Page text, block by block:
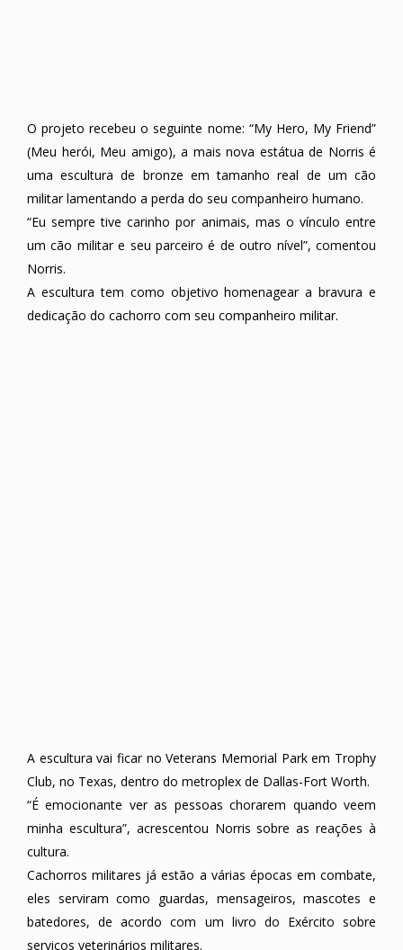
O projeto recebeu o seguinte nome: “My Hero, My Friend”
(Meu herói, Meu amigo), a mais nova estátua de Norris é
uma escultura de bronze em tamanho real de um cão
militar lamentando a perda do seu companheiro humano.
“Eu sempre tive carinho por animais, mas o vínculo entre
um cão militar e seu parceiro é de outro nível”, comentou
Norris.
A escultura tem como objetivo homenagear a bravura e
dedicação do cachorro com seu companheiro militar.
A escultura vai ficar no Veterans Memorial Park em Trophy
Club, no Texas, dentro do metroplex de Dallas-Fort Worth.
“É emocionante ver as pessoas chorarem quando veem
minha escultura”, acrescentou Norris sobre as reações à
cultura.
Cachorros militares já estão a várias épocas em combate,
eles serviram como guardas, mensageiros, mascotes e
batedores, de acordo com um livro do Exército sobre
serviços veterinários militares.